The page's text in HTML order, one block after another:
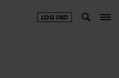
LOG IND